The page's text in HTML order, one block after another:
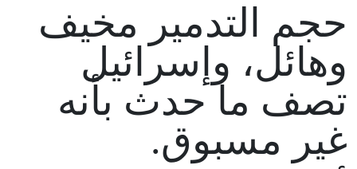
حجم التدمير مخيف
وهائل، وإسرائيل
تصف ما حدث بأنه
غير مسبوق.